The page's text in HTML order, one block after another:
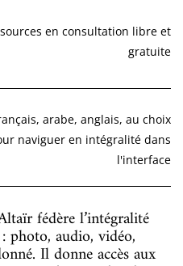
en consultation libre et
gratuite
arabe, anglais, au choix
naviguer en intégralité dans
l'interface
fédère l’intégralité
photo, audio, vidéo,
Il donne accès aux